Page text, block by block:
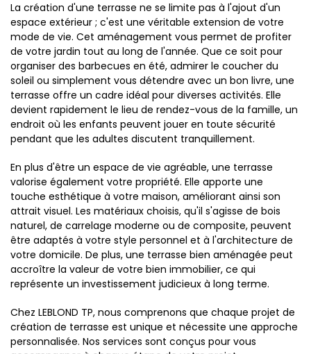
La création d'une terrasse ne se limite pas à l'ajout d'un
espace extérieur ; c'est une véritable extension de votre
mode de vie. Cet aménagement vous permet de profiter
de votre jardin tout au long de l'année. Que ce soit pour
organiser des barbecues en été, admirer le coucher du
soleil ou simplement vous détendre avec un bon livre, une
terrasse offre un cadre idéal pour diverses activités. Elle
devient rapidement le lieu de rendez-vous de la famille, un
endroit où les enfants peuvent jouer en toute sécurité
pendant que les adultes discutent tranquillement.
En plus d'être un espace de vie agréable, une terrasse
valorise également votre propriété. Elle apporte une
touche esthétique à votre maison, améliorant ainsi son
attrait visuel. Les matériaux choisis, qu'il s'agisse de bois
naturel, de carrelage moderne ou de composite, peuvent
être adaptés à votre style personnel et à l'architecture de
votre domicile. De plus, une terrasse bien aménagée peut
accroître la valeur de votre bien immobilier, ce qui
représente un investissement judicieux à long terme.
Chez LEBLOND TP, nous comprenons que chaque projet de
création de terrasse est unique et nécessite une approche
personnalisée. Nos services sont conçus pour vous